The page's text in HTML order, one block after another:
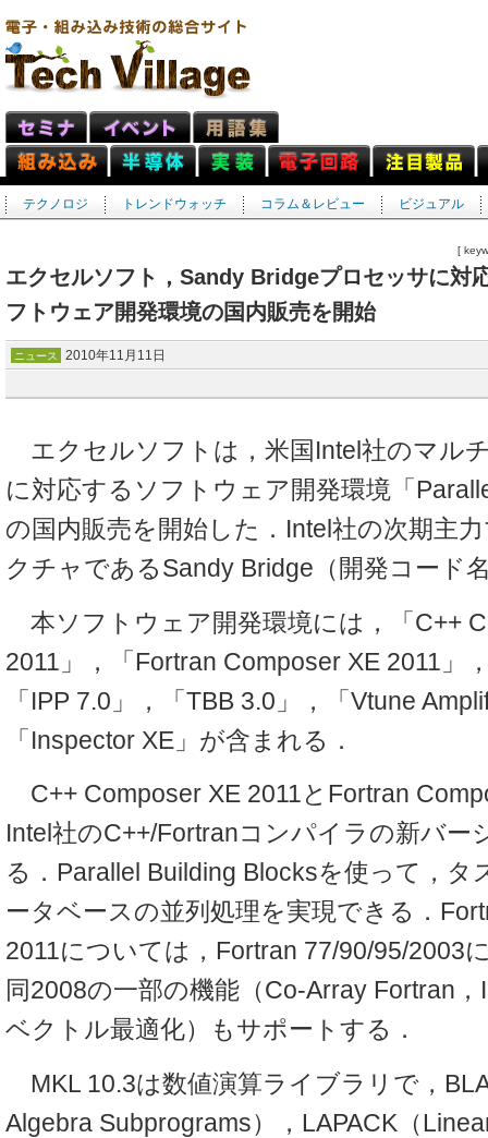
テクノロジ トレンドウォッチ コラム＆レビュー ビジュアル
[
エクセルソフト，Sandy Bridgeプロセッサに対
フトウェア開発環境の国内販売を開始
ニュース 2010年11月11日
エクセルソフトは，米国Intel社のマル
に対応するソフトウェア開発環境「
の国内販売を開始した．Intel社の次期主
クチャであるSandy Bridge（開発コード
本ソフトウェア開発環境には，「C++
2011」，「Fortran Composer XE 2011」
「IPP 7.0」，「TBB 3.0」，「Vtune
「Inspector XE」が含まれる．
C++ Composer XE 2011とFortran
Intel社のC++/Fortranコンパイラの新バー
る．Parallel Building Blocksを使って，タ
ータベースの並列処理を実現できる．
2011については，Fortran 77/90/95/2003
同2008の一部の機能（Co-Array Fortran
ベクトル最適化）もサポートする．
MKL 10.3は数値演算ライブラリで，
Algebra Subprograms），LAPACK（